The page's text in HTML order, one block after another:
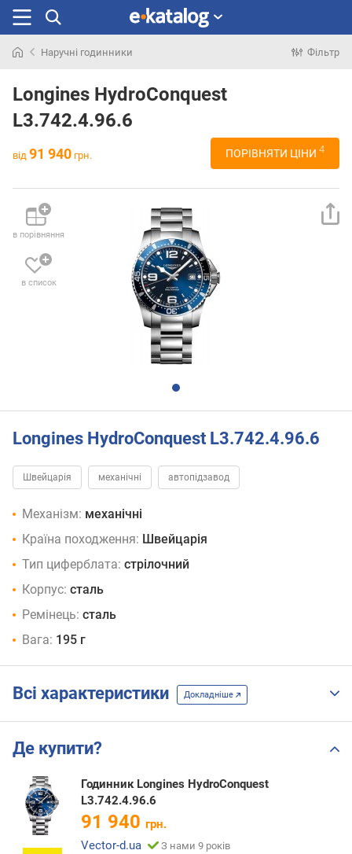
раніше
Наручні годинники Фільтр
Longines HydroConquest
L3.742.4.96.6
від 91 940 грн. ПОРІВНЯТИ ЦІНИ 4
в порівняння
в список
Longines HydroConquest L3.742.4.96.6
Швейцарія механічні автопідзавод
Механізм: механічні
Країна походження: Швейцарія
Тип циферблата: стрілочний
Корпус: сталь
Ремінець: сталь
Вага: 195 г
Всі характеристики Докладніше
Де купити?
Годинник Longines HydroConquest
L3.742.4.96.6
91 940 грн.
Vector-d.ua
З нами 9 років